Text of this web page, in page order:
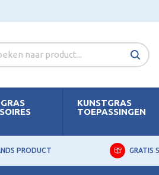
KUNSTGRAS
TOEPASSINGEN
PRODUCT GRATIS